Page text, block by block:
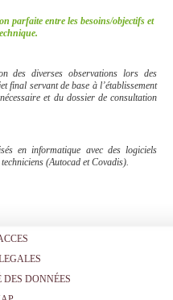
parfaite entre les besoins/objectifs et
des diverses observations lors des
final servant de base à l’établissement
et du dossier de consultation
en informatique avec des logiciels
(Autocad et Covadis).
DONNÉES